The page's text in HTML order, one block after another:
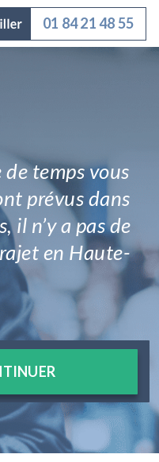
01 84 21 48 55
temps vous
prévus dans
il n’y a pas de
en Haute-